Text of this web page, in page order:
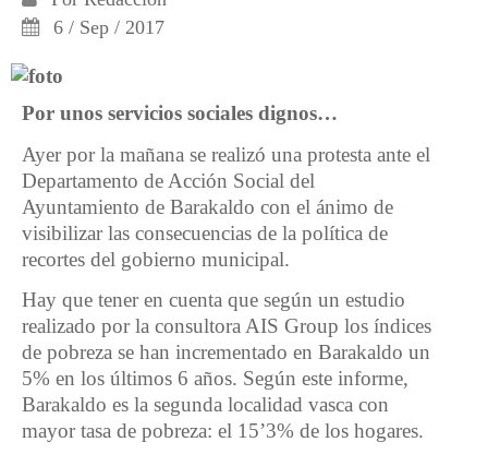
6 / Sep / 2017
Por unos servicios sociales dignos…
Ayer por la mañana se realizó una protesta ante el
Departamento de Acción Social del
Ayuntamiento de Barakaldo con el ánimo de
visibilizar las consecuencias de la política de
recortes del gobierno municipal.
Hay que tener en cuenta que según un estudio
realizado por la consultora AIS Group los índices
de pobreza se han incrementado en Barakaldo un
5% en los últimos 6 años. Según este informe,
Barakaldo es la segunda localidad vasca con
mayor tasa de pobreza: el 15’3% de los hogares.